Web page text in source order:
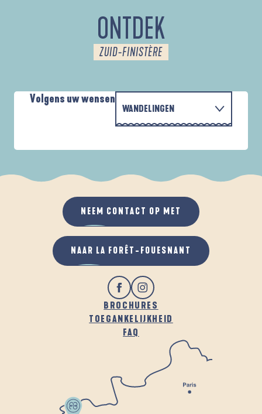
ONTDEK
ZUID-FINISTÈRE
Volgens uw wensen
WANDELINGEN
ALS HET REGENT
IN DE FRISSE LUCHT
BROCHURES
TOEGANKELIJKHEID
FAQ
NEEM CONTACT OP MET
NAAR LA FORÊT-FOUESNANT